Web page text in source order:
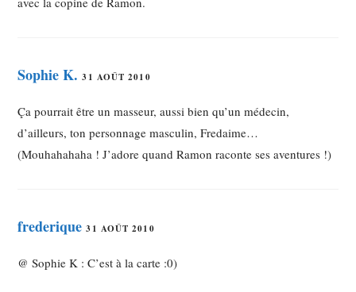
Sophie K. 31 AOÛT 2010
Ça pourrait être un masseur, aussi bien qu’un médecin,
d’ailleurs, ton personnage masculin, Fredaime…
(Mouhahahaha ! J’adore quand Ramon raconte ses aventures !)
frederique 31 AOÛT 2010
@ Sophie K : C’est à la carte :0)